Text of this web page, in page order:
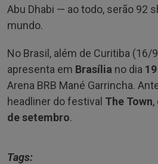
Abu Dhabi — ao todo, serão 92
mundo.
No Brasil, além de Curitiba (16/
apresenta em Brasília no dia
Arena BRB Mané Garrincha.
headliner do festival The Town,
de setembro.
Tags: